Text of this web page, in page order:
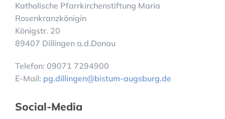
Katholische Pfarrkirchenstiftung Maria
Rosenkranzkönigin
Königstr. 20
89407 Dillingen a.d.Donau
Telefon: 09071 7294900
E-Mail: pg.dillingen@bistum-augsburg.de
Social-Media